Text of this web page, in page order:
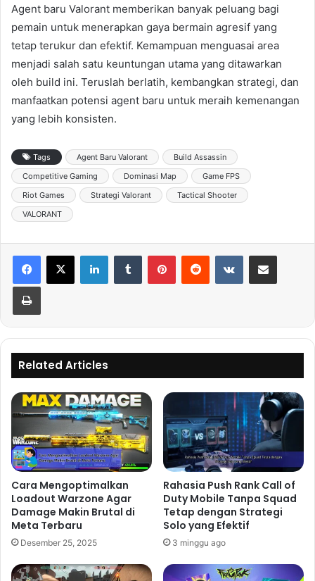
Agent baru Valorant memberikan banyak peluang bagi
pemain untuk menerapkan gaya bermain agresif yang
tetap terukur dan efektif. Kemampuan menguasai area
menjadi salah satu keuntungan utama yang ditawarkan
oleh build ini. Teruslah berlatih, kembangkan strategi, dan
manfaatkan potensi agent baru untuk meraih kemenangan
yang lebih konsisten.
Tags Agent Baru Valorant
Build Assassin
Competitive Gaming
Dominasi Map
Game FPS
Riot Games
Strategi Valorant
Tactical Shooter
VALORANT
Related Articles
Cara Mengoptimalkan
Loadout Warzone Agar
Damage Makin Brutal di
Meta Terbaru
Desember 25, 2025
Rahasia Push Rank Call of
Duty Mobile Tanpa Squad
Tetap dengan Strategi
Solo yang Efektif
3 minggu ago